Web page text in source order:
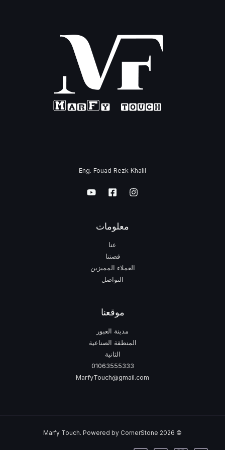
Eng. Fouad Rezk Khalil
معلومات
عنا
قصتنا
العملاء المميزين
التواصل
موقعنا
مدينة العبور
المنطقة الصناعية
الثانية
01063555333
MarfyTouch@gmail.com
© 2026 Marfy Touch. Powered by CornerStone